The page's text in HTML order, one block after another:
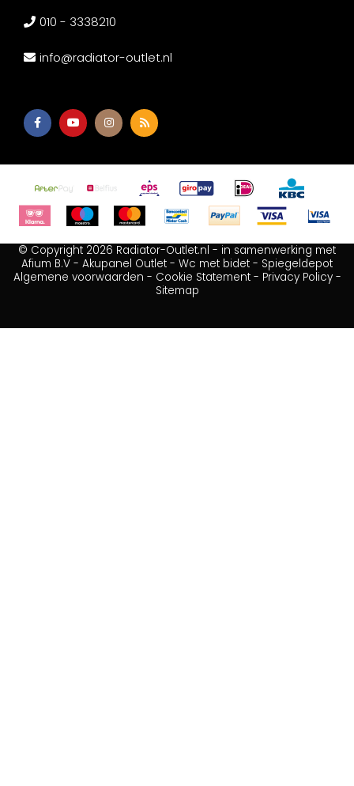
010 - 3338210
info@radiator-outlet.nl
© Copyright 2026 Radiator-Outlet.nl - in samenwerking met
Afium B.V - Akupanel Outlet - Wc met bidet - Spiegeldepot
Algemene voorwaarden - Cookie Statement- Privacy Policy-
Sitemap